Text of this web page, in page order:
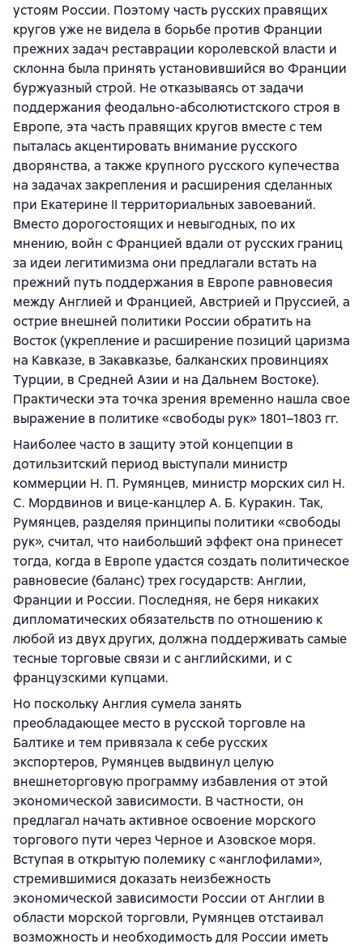
устоям России. Поэтому часть русских правящих
кругов уже не видела в борьбе против Франции
прежних задач реставрации королевской власти и
склонна была принять установившийся во Франции
буржуазный строй. Не отказываясь от задачи
поддержания феодально-абсолютистского строя в
Европе, эта часть правящих кругов вместе с тем
пыталась акцентировать внимание русского
дворянства, а также крупного русского купечества
на задачах закрепления и расширения сделанных
при Екатерине II территориальных завоеваний.
Вместо дорогостоящих и невыгодных, по их
мнению, войн с Францией вдали от русских границ
за идеи легитимизма они предлагали встать на
прежний путь поддержания в Европе равновесия
между Англией и Францией, Австрией и Пруссией, а
острие внешней политики России обратить на
Восток (укрепление и расширение позиций царизма
на Кавказе, в Закавказье, балканских провинциях
Турции, в Средней Азии и на Дальнем Востоке).
Практически эта точка зрения временно нашла свое
выражение в политике «свободы рук» 1801–1803 гг.
Наиболее часто в защиту этой концепции в
дотильзитский период выступали министр
коммерции Н. П. Румянцев, министр морских сил Н.
С. Мордвинов и вице-канцлер А. Б. Куракин. Так,
Румянцев, разделяя принципы политики «свободы
рук», считал, что наибольший эффект она принесет
тогда, когда в Европе удастся создать политическое
равновесие (баланс) трех государств: Англии,
Франции и России. Последняя, не беря никаких
дипломатических обязательств по отношению к
любой из двух других, должна поддерживать самые
тесные торговые связи и с английскими, и с
французскими купцами.
Но поскольку Англия сумела занять
преобладающее место в русской торговле на
Балтике и тем привязала к себе русских
экспортеров, Румянцев выдвинул целую
внешнеторговую программу избавления от этой
экономической зависимости. В частности, он
предлагал начать активное освоение морского
торгового пути через Черное и Азовское моря.
Вступая в открытую полемику с «англофилами»,
стремившимися доказать неизбежность
экономической зависимости России от Англии в
области морской торговли, Румянцев отстаивал
возможность и необходимость для России иметь